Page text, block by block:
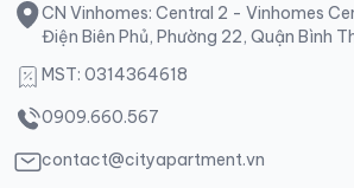
CN Vinhomes: Central 2 - Vinhomes
Điện Biên Phủ, Phường 22, Quận Bình
MST: 0314364618
0909.660.567
contact@cityapartment.vn